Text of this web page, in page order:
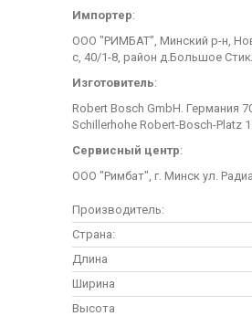
Импортер:
ООО "РИМБАТ", Минский р-н,
с, 40/1-8, район д.Большое
Изготовитель:
Robert Bosch GmbH. Германия
Schillerhohe Robert-Bosch-Platz 1.
Сервисный центр:
ООО "Римбат", г. Минск ул.
Производитель:
Страна:
Длина
Ширина
Высота